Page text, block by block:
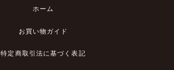
ホーム
お買い物ガイド
特定商取引法に基づく表記